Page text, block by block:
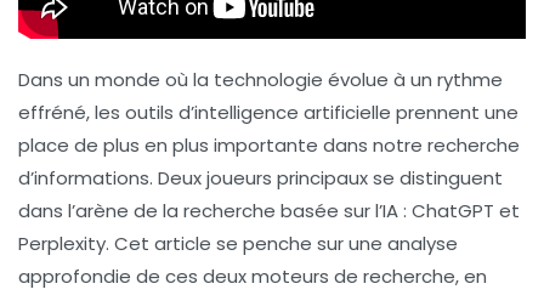
Dans un monde où la technologie évolue à un rythme
effréné, les outils d’intelligence artificielle prennent une
place de plus en plus importante dans notre recherche
d’informations. Deux joueurs principaux se distinguent
dans l’arène de la recherche basée sur l’IA : ChatGPT et
Perplexity. Cet article se penche sur une analyse
approfondie de ces deux moteurs de recherche, en